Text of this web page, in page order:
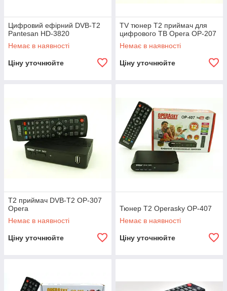
Цифровий ефірний DVB-T2
Pantesan HD-3820
Немає в наявності
Ціну уточнюйте
TV тюнер Т2 приймач для
цифрового ТВ Opera OP-207
Немає в наявності
Ціну уточнюйте
Т2 приймач DVB-Т2 OP-307
Opera
Немає в наявності
Ціну уточнюйте
Тюнер Т2 Operasky OP-407
Немає в наявності
Ціну уточнюйте